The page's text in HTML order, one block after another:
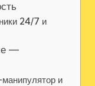
24/7 и
—
и